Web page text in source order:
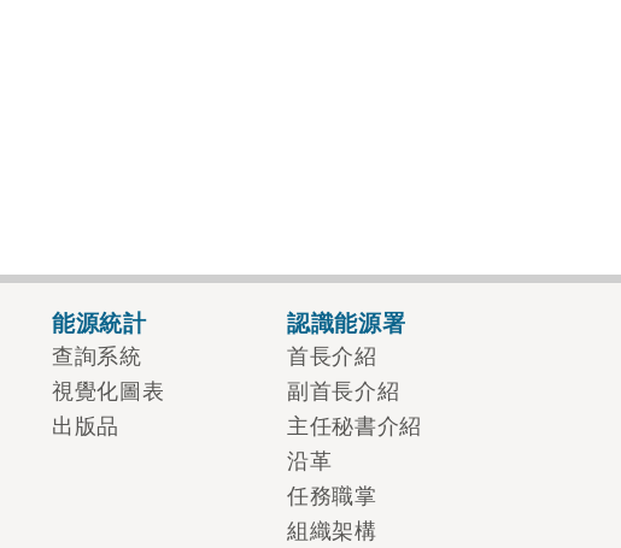
能源統計
查詢系統
視覺化圖表
出版品
認識能源署
首長介紹
副首長介紹
主任秘書介紹
沿革
任務職掌
組織架構